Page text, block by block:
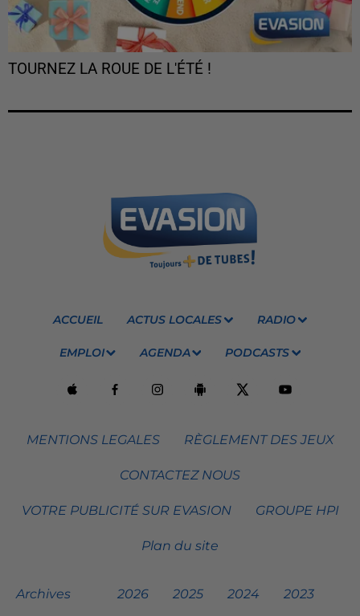
TOURNEZ LA ROUE DE L'ÉTÉ !
ACCUEIL ACTUS LOCALES RADIO
EMPLOI AGENDA PODCASTS
MENTIONS LEGALES RÈGLEMENT DES JEUX
CONTACTEZ NOUS
VOTRE PUBLICITÉ SUR EVASION GROUPE HPI
Plan du site
Archives 2026 2025 2024 2023